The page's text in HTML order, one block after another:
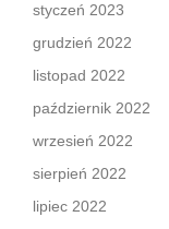
styczeń 2023
grudzień 2022
listopad 2022
październik 2022
wrzesień 2022
sierpień 2022
lipiec 2022